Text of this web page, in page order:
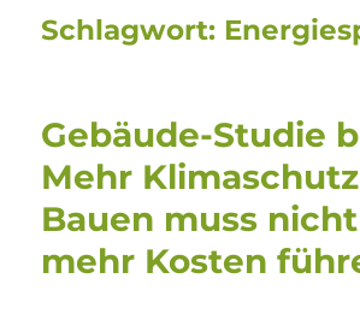
Schlagwort:
Gebäude-Studie
Mehr
Bauen muss
mehr Kosten